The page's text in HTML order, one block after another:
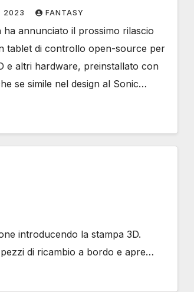
2023 FANTASY
ha annunciato il prossimo rilascio
tablet di controllo open-source per
e altri hardware, preinstallato con
se simile nel design al Sonic…
introducendo la stampa 3D.
di ricambio a bordo e apre…